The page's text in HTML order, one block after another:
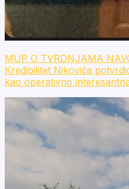
MUP O TVRDNJAMA
Kredibilitet Nikovića
kao operativno